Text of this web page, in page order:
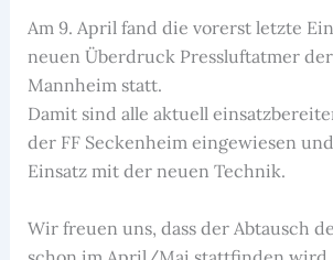
Am 9. April fand die vorerst letzte
neuen Überdruck Pressluftatmer
Mannheim statt.
Damit sind alle aktuell
der FF Seckenheim eingewiesen
Einsatz mit der neuen Technik.
Wir freuen uns, dass der Abtausch